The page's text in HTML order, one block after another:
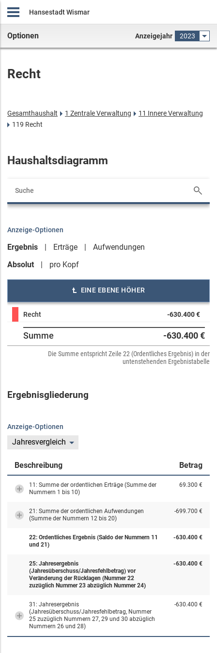
Hansestadt Wismar
Optionen Anzeigejahr 2023
Recht
Gesamthaushalt 1 Zentrale Verwaltung
11 Innere Verwaltung
119 Recht
Haushaltsdiagramm
Anzeige-Optionen
Ergebnis Erträge
Aufwendungen
Absolut
pro Kopf
EINE EBENE HÖHER
Recht -630.400 €
Summe -630.400 €
Die Summe entspricht Zeile 22 (Ordentliches Ergebnis) in der
untenstehenden Ergebnistabelle
Ergebnisgliederung
Anzeige-Optionen
Jahresvergleich
Beschreibung Betrag
11: Summe der ordentlichen Erträge (Summe der
Nummern 1 bis 10)
69.300 €
21: Summe der ordentlichen Aufwendungen
(Summe der Nummern 12 bis 20)
-699.700 €
22: Ordentliches Ergebnis (Saldo der Nummern 11
und 21)
-630.400 €
25: Jahresergebnis
(Jahresüberschuss/Jahresfehlbetrag) vor
Veränderung der Rücklagen (Nummer 22
zuzüglich Nummer 23 abzüglich Nummer 24)
-630.400 €
31: Jahresergebnis
(Jahresüberschuss/Jahresfehlbetrag, Nummer
25 zuzüglich Nummern 27, 29 und 30 abzüglich
Nummern 26 und 28)
-630.400 €